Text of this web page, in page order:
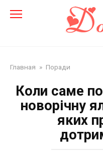
Главная » Поради
Коли саме
новорічну
яких